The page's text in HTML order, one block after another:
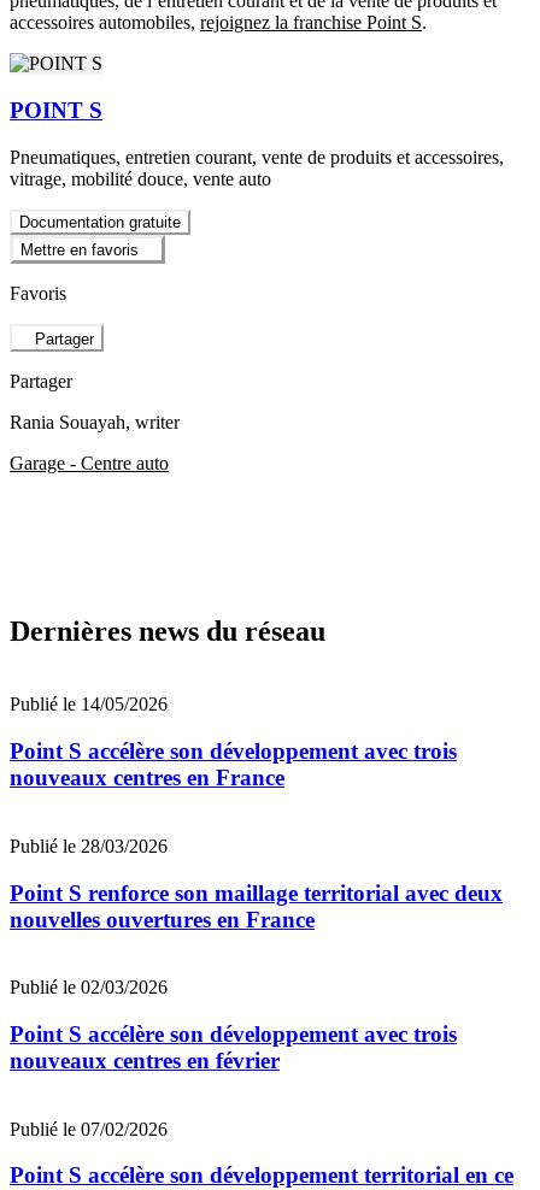
accessoires automobiles, rejoignez la franchise Point S.
POINT S
Pneumatiques, entretien courant, vente de produits et accessoires,
vitrage, mobilité douce, vente auto
Documentation gratuite
Mettre en favoris
Favoris
Partager
Partager
Rania Souayah, writer
Garage - Centre auto
Dernières news du réseau
Publié le 14/05/2026
Point S accélère son développement avec trois
nouveaux centres en France
Publié le 28/03/2026
Point S renforce son maillage territorial avec deux
nouvelles ouvertures en France
Publié le 02/03/2026
Point S accélère son développement avec trois
nouveaux centres en février
Publié le 07/02/2026
Point S accélère son développement territorial en ce